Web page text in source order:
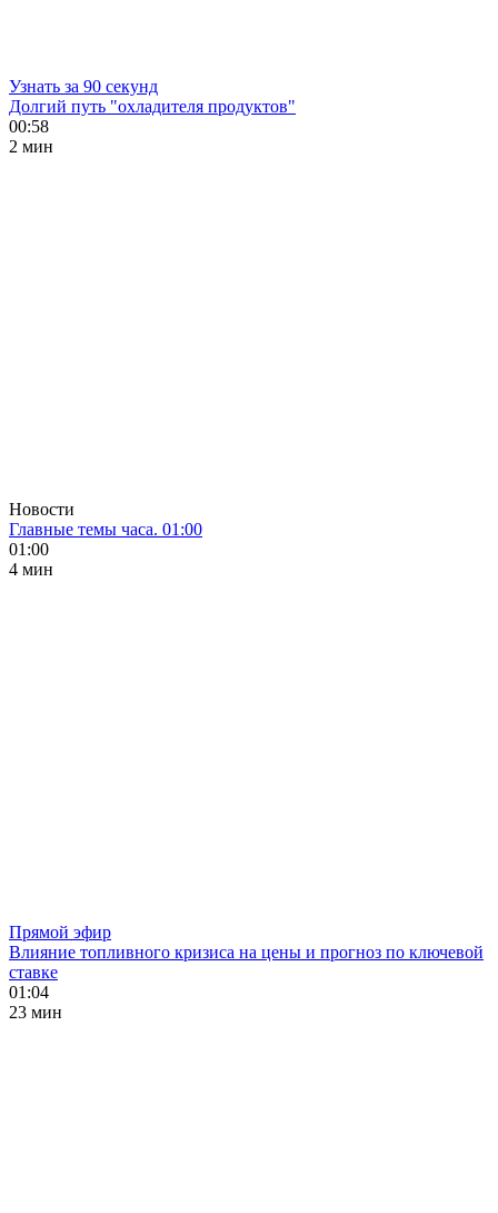
Узнать за 90 секунд
Долгий путь "охладителя продуктов"
00:58
2 мин
Новости
Главные темы часа. 01:00
01:00
4 мин
Прямой эфир
Влияние топливного кризиса на цены и прогноз по ключевой
ставке
01:04
23 мин